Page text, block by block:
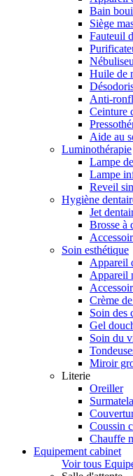
Bain
Siège
Fauteuil
Huile de
Anti-
Ceinture
Aide au
Luminothérapie
Lampe
Lampe
Reveil
Hygiène
Jet
Brosse à
Soin esthétique
Appareil
Appareil
Crème
Soin des
Gel
Soin du
Miroir
Literie
Oreiller
Coussin
Chauffe
Equipement cabinet
Voir tous